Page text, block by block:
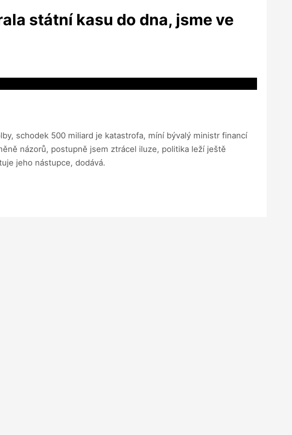
státní kasu do dna, jsme ve
schodek 500 miliard je katastrofa, míní bývalý ministr financí
názorů, postupně jsem ztrácel iluze, politika leží ještě
jeho nástupce, dodává.